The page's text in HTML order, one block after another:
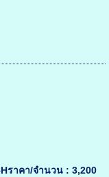
ราคา/จำนวน : 3,200